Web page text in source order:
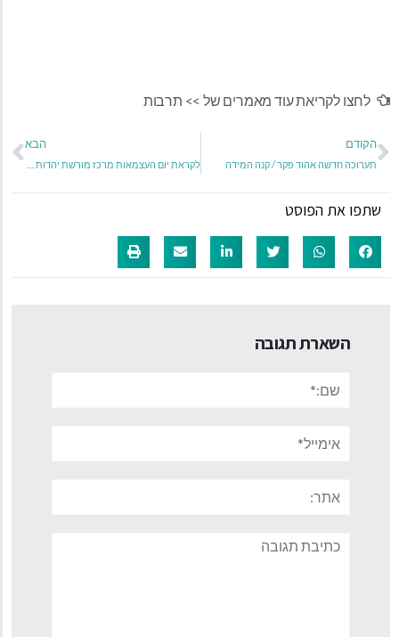
לחצו לקריאת עוד מאמרים של >> תרבות
הקודם
תערוכה חדשה אהוד פקר / קנה המידה
הבא
שתפו את הפוסט
השארת תגובה